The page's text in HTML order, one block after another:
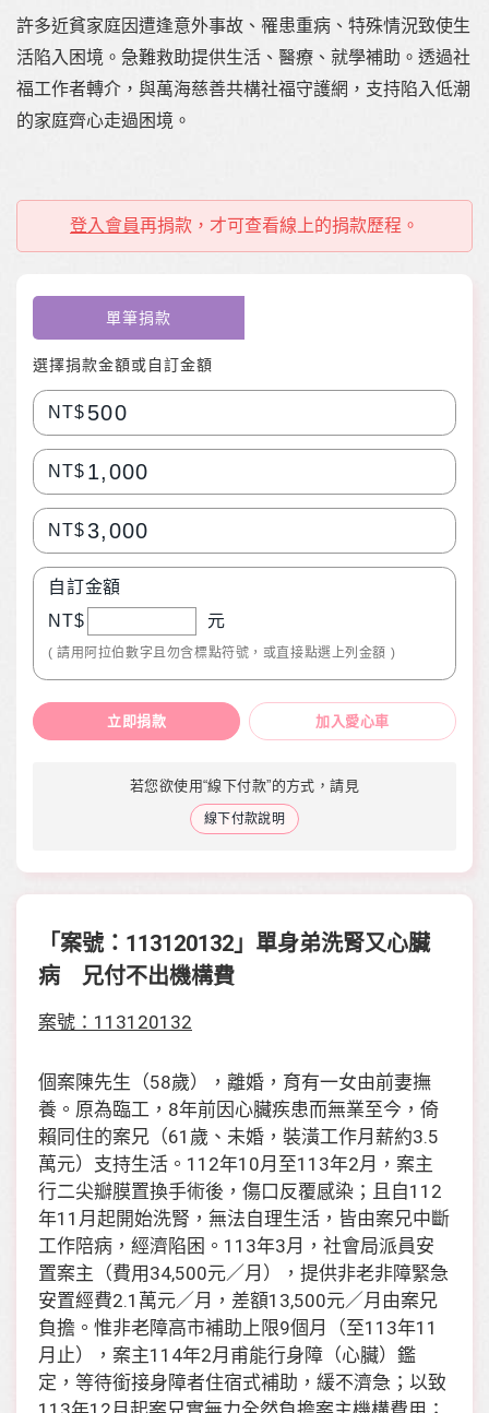
許多近貧家庭因遭逢意外事故、罹患重病、特殊情況致使生
活陷入困境。急難救助提供生活、醫療、就學補助。透過社
福工作者轉介，與萬海慈善共構社福守護網，支持陷入低潮
的家庭齊心走過困境。
登入會員再捐款，才可查看線上的捐款歷程。
單筆捐款
選擇捐款金額或自訂金額
NT$ 500
NT$ 1,000
NT$ 3,000
自訂金額
NT$
元
( 請用阿拉伯數字且勿含標點符號，或直接點選上列金額 )
立即捐款 加入愛心車
若您欲使用“線下付款”的方式，請見
線下付款說明
「案號：113120132」單身弟洗腎又心臟
病 兄付不出機構費
案號：113120132
個案陳先生（58歲），離婚，育有一女由前妻撫
養。原為臨工，8年前因心臟疾患而無業至今，倚
賴同住的案兄（61歲、未婚，裝潢工作月薪約3.5
萬元）支持生活。112年10月至113年2月，案主
行二尖瓣膜置換手術後，傷口反覆感染；且自112
年11月起開始洗腎，無法自理生活，皆由案兄中斷
工作陪病，經濟陷困。113年3月，社會局派員安
置案主（費用34,500元／月），提供非老非障緊急
安置經費2.1萬元／月，差額13,500元／月由案兄
負擔。惟非老障高市補助上限9個月（至113年11
月止），案主114年2月甫能行身障（心臟）鑑
定，等待銜接身障者住宿式補助，緩不濟急；以致